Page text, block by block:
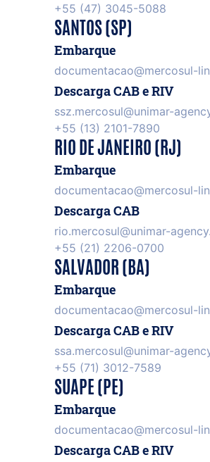
+55 (47) 3045-5088
SANTOS (SP)
Embarque
documentacao@mercosul-
Descarga CAB e RIV
ssz.mercosul@unimar-
+55 (13) 2101-7890
RIO DE JANEIRO (RJ)
Embarque
documentacao@mercosul-
Descarga CAB
rio.mercosul@unimar-
+55 (21) 2206-0700
SALVADOR (BA)
Embarque
documentacao@mercosul-
Descarga CAB e RIV
ssa.mercosul@unimar-
+55 (71) 3012-7589
SUAPE (PE)
Embarque
documentacao@mercosul-
Descarga CAB e RIV